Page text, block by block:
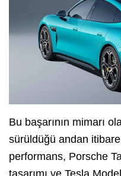
Bu başarının mimarı
sürüldüğü andan
performans, Porsche